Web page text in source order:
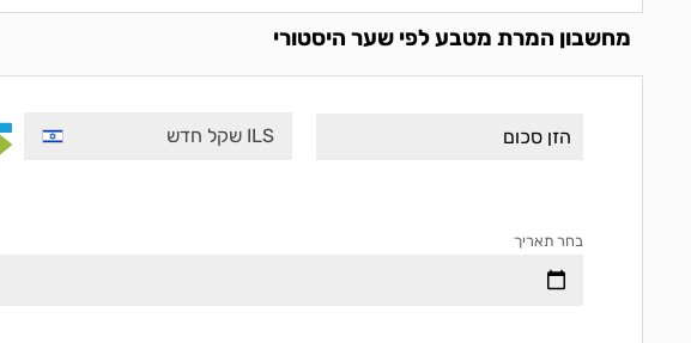
מחשבון המרת מטבע לפי שער היסטורי
ILS שקל חדש
בחר תאריך